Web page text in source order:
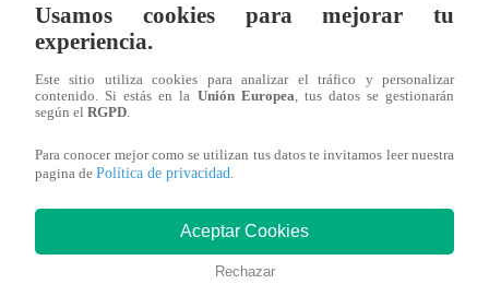
ver capítulo 211 completo (online y
español)
ver
También te puede
Usamos cookies para mejorar tu
experiencia.
Este sitio utiliza cookies para analizar el tráfico y personalizar
contenido. Si estás en la Unión Europea , tus datos se gestionarán
según el RGPD
Para conocer mejor como se utilizan tus datos te invitamos leer nuestra
pagina de Política de privacidad
Aceptar Cookies
Rechazar